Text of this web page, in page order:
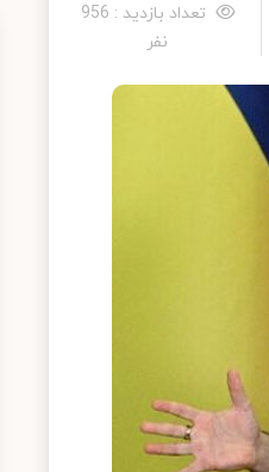
تعداد بازدید : 956
نفر